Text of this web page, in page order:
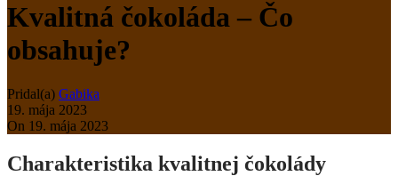
Kvalitná čokoláda – Čo
obsahuje?
Pridal(a) Gabika
19. mája 2023
On 19. mája 2023
Charakteristika kvalitnej čokolády